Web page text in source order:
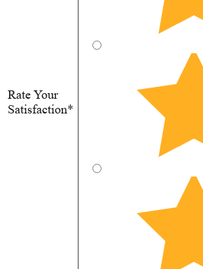
Rate Your
Satisfaction*